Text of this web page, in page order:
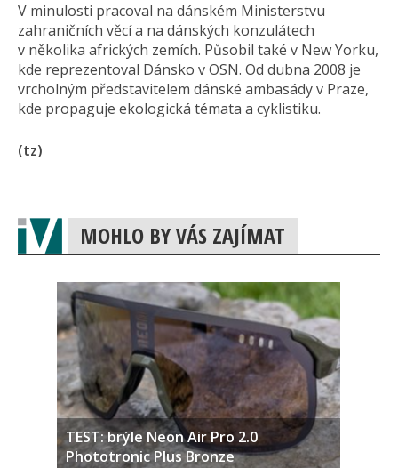
V minulosti pracoval na dánském Ministerstvu
zahraničních věcí a na dánských konzulátech
v několika afrických zemích. Působil také v New Yorku,
kde reprezentoval Dánsko v OSN. Od dubna 2008 je
vrcholným představitelem dánské ambasády v Praze,
kde propaguje ekologická témata a cyklistiku.
(tz)
MOHLO BY VÁS ZAJÍMAT
TEST: brýle Neon Air Pro 2.0
Phototronic Plus Bronze